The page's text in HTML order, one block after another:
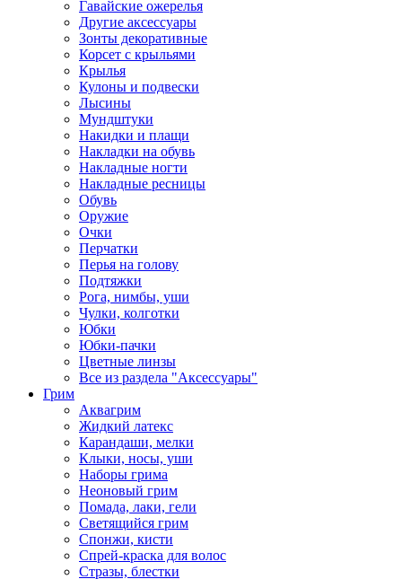
Гавайские ожерелья
Другие аксессуары
Зонты декоративные
Корсет с крыльями
Крылья
Кулоны и подвески
Лысины
Мундштуки
Накидки и плащи
Накладки на обувь
Накладные ногти
Накладные ресницы
Обувь
Оружие
Очки
Перчатки
Перья на голову
Подтяжки
Рога, нимбы, уши
Чулки, колготки
Юбки
Юбки-пачки
Цветные линзы
Все из раздела "Аксессуары"
Грим
Аквагрим
Жидкий латекс
Карандаши, мелки
Клыки, носы, уши
Наборы грима
Неоновый грим
Помада, лаки, гели
Светящийся грим
Спонжи, кисти
Спрей-краска для волос
Стразы, блестки